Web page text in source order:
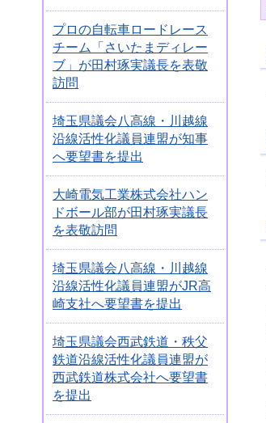
プロの自転車ロードレース
チーム「さいたまディレー
ブ」が田村琢実議長を表敬
訪問
埼玉県議会八高線・川越線
沿線活性化議員連盟が知事
へ要望書を提出
大崎電気工業株式会社ハン
ドボール部が田村琢実議長
を表敬訪問
埼玉県議会八高線・川越線
沿線活性化議員連盟がJR高
崎支社へ要望書を提出
埼玉県議会西武鉄道・秩父
鉄道沿線活性化議員連盟が
西武鉄道株式会社へ要望書
を提出